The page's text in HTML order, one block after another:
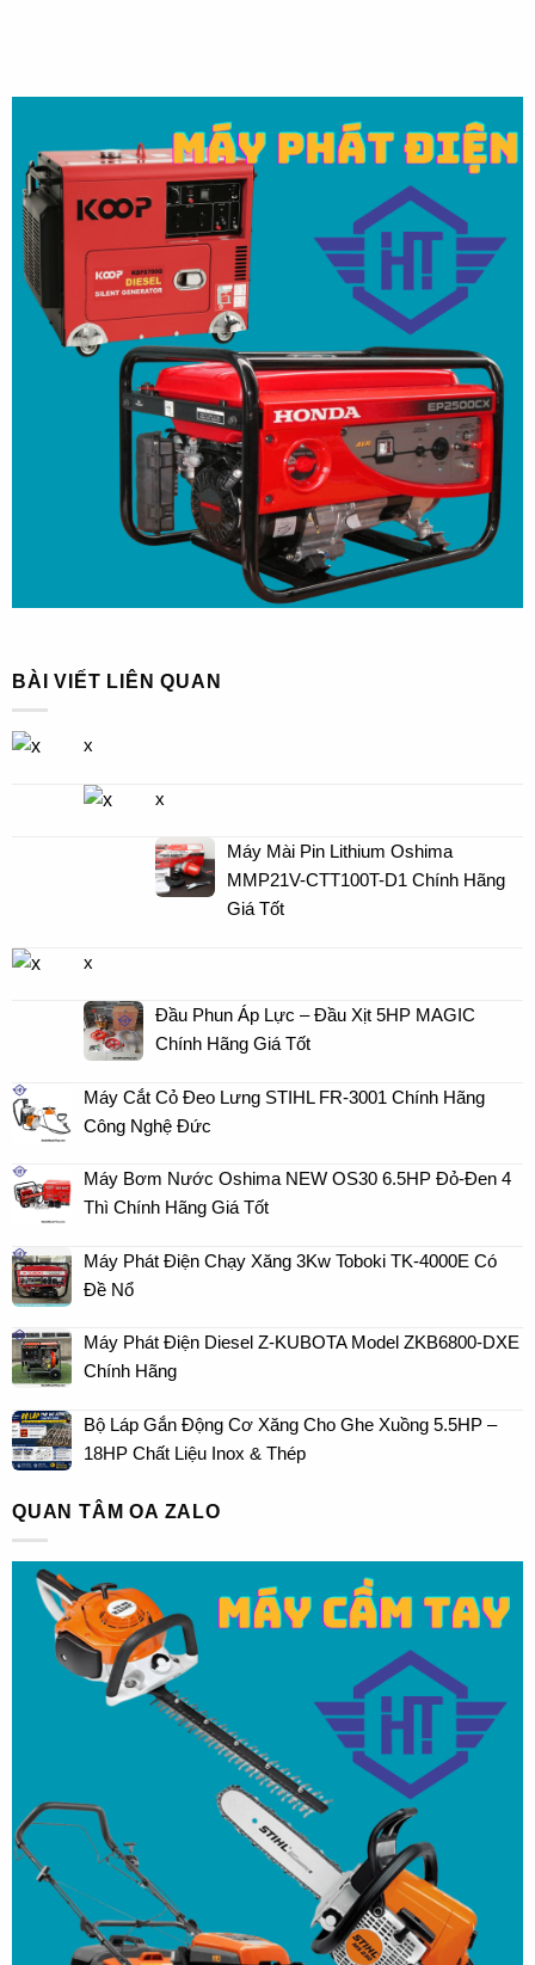
BÀI VIẾT LIÊN QUAN
x
x
Máy Mài Pin Lithium Oshima
MMP21V-CTT100T-D1 Chính Hãng
Giá Tốt
x
Đầu Phun Áp Lực – Đầu Xịt 5HP MAGIC
Chính Hãng Giá Tốt
Máy Cắt Cỏ Đeo Lưng STIHL FR-3001 Chính Hãng
Công Nghệ Đức
Máy Bơm Nước Oshima NEW OS30 6.5HP Đỏ-Đen 4
Thì Chính Hãng Giá Tốt
Máy Phát Điện Chạy Xăng 3Kw Toboki TK-4000E Có
Đề Nổ
Máy Phát Điện Diesel Z-KUBOTA Model ZKB6800-DXE
Chính Hãng
Bộ Láp Gắn Động Cơ Xăng Cho Ghe Xuồng 5.5HP –
18HP Chất Liệu Inox & Thép
QUAN TÂM OA ZALO